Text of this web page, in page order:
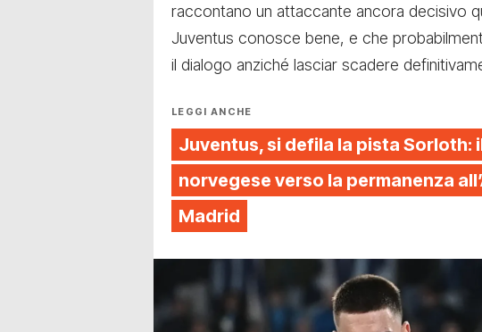
raccontano un attaccante ancora decisivo
Juventus conosce bene, e che
il dialogo anziché lasciar scadere
LEGGI ANCHE
Juventus, si defila la pista Sorloth:
norvegese verso la permanenza
Madrid